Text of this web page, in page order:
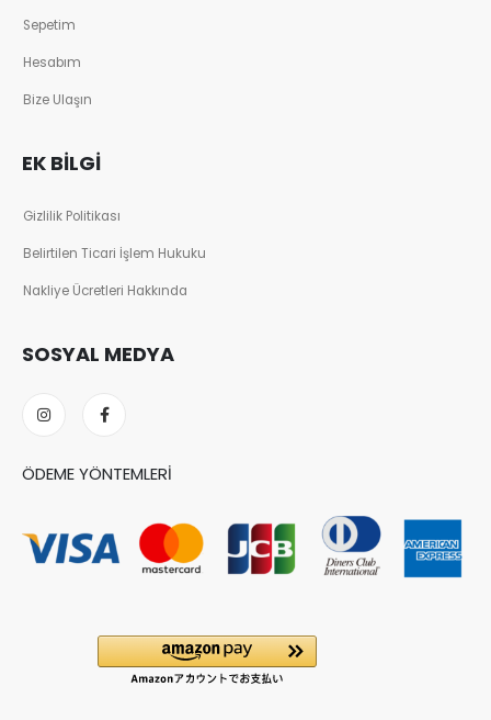
Sepetim
Hesabım
Bize Ulaşın
EK BILGI
Gizlilik Politikası
Belirtilen Ticari İşlem Hukuku
Nakliye Ücretleri Hakkında
SOSYAL MEDYA
ÖDEME YÖNTEMLERI